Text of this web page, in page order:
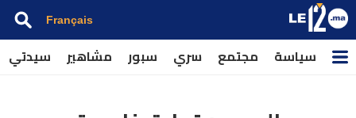
Français
سياسة مجتمع سري سبور مشاهير سيدتي